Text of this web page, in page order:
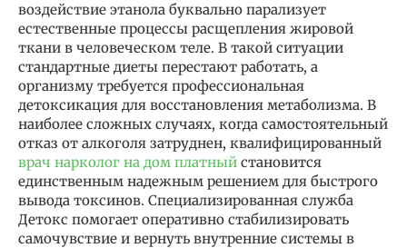
воздействие этанола буквально парализует
естественные процессы расщепления жировой
ткани в человеческом теле. В такой ситуации
стандартные диеты перестают работать, а
организму требуется профессиональная
детоксикация для восстановления метаболизма. В
наиболее сложных случаях, когда самостоятельный
отказ от алкоголя затруднен, квалифицированный
врач нарколог на дом платный становится
единственным надежным решением для быстрого
вывода токсинов. Специализированная служба
Детокс помогает оперативно стабилизировать
самочувствие и вернуть внутренние системы в